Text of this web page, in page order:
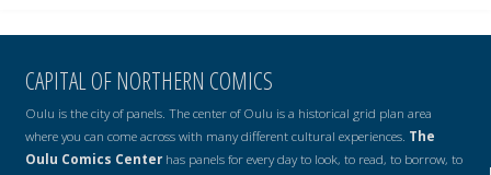
CAPITAL OF NORTHERN COMICS
Oulu is the city of panels. The center of Oulu is a historical grid plan area
where you can come across with many different cultural experiences. The
Oulu Comics Centerhas panels for every day to look, to read, to borrow, to